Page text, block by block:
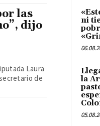
las
dijo
Laura
de
ni
la